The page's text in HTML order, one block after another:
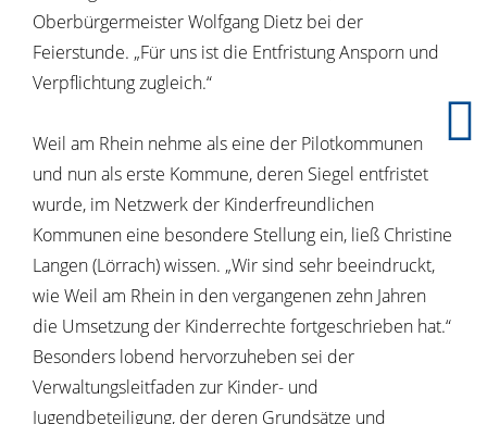
Oberbürgermeister Wolfgang Dietz bei der
Feierstunde. „Für uns ist die Entfristung Ansporn und
Verpflichtung zugleich.“
Weil am Rhein nehme als eine der Pilotkommunen
und nun als erste Kommune, deren Siegel entfristet
wurde, im Netzwerk der Kinderfreundlichen
Kommunen eine besondere Stellung ein, ließ Christine
Langen (Lörrach) wissen. „Wir sind sehr beeindruckt,
wie Weil am Rhein in den vergangenen zehn Jahren
die Umsetzung der Kinderrechte fortgeschrieben hat.“
Besonders lobend hervorzuheben sei der
Verwaltungsleitfaden zur Kinder- und
Jugendbeteiligung, der deren Grundsätze und